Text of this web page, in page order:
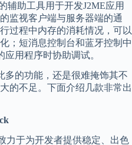
助工具用于开发J2ME应用
监视客户端与服务器端的通
过程中内存的消耗情况，可以
；短消息控制台和蓝牙控制中
用程序时协助调试。
的功能，还是很难掩饰其不
的不足。下面介绍几款非常出
于为开发者提供稳定、出色